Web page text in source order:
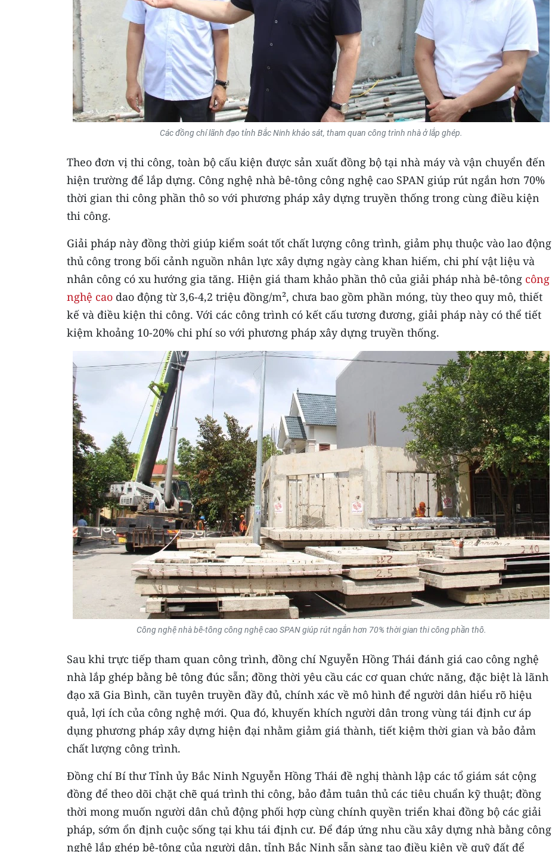
Các đồng chí lãnh đạo tỉnh Bắc Ninh khảo sát, tham quan công trình nhà ở lắp ghép.
Theo đơn vị thi công, toàn bộ cấu kiện được sản xuất đồng bộ tại nhà máy và vận chuyển đến
hiện trường để lắp dựng. Công nghệ nhà bê-tông công nghệ cao SPAN giúp rút ngắn hơn 70%
thời gian thi công phần thô so với phương pháp xây dựng truyền thống trong cùng điều kiện
thi công.
Giải pháp này đồng thời giúp kiểm soát tốt chất lượng công trình, giảm phụ thuộc vào lao động
thủ công trong bối cảnh nguồn nhân lực xây dựng ngày càng khan hiếm, chi phí vật liệu và
nhân công có xu hướng gia tăng. Hiện giá tham khảo phần thô của giải pháp nhà bê-tông công
nghệ cao dao động từ 3,6-4,2 triệu đồng/m², chưa bao gồm phần móng, tùy theo quy mô, thiết
kế và điều kiện thi công. Với các công trình có kết cấu tương đương, giải pháp này có thể tiết
kiệm khoảng 10-20% chi phí so với phương pháp xây dựng truyền thống.
Công nghệ nhà bê-tông công nghệ cao SPAN giúp rút ngắn hơn 70% thời gian thi công phần thô.
Sau khi trực tiếp tham quan công trình, đồng chí Nguyễn Hồng Thái đánh giá cao công nghệ
nhà lắp ghép bằng bê tông đúc sẵn; đồng thời yêu cầu các cơ quan chức năng, đặc biệt là lãnh
đạo xã Gia Bình, cần tuyên truyền đầy đủ, chính xác về mô hình để người dân hiểu rõ hiệu
quả, lợi ích của công nghệ mới. Qua đó, khuyến khích người dân trong vùng tái định cư áp
dụng phương pháp xây dựng hiện đại nhằm giảm giá thành, tiết kiệm thời gian và bảo đảm
chất lượng công trình.
Đồng chí Bí thư Tỉnh ủy Bắc Ninh Nguyễn Hồng Thái đề nghị thành lập các tổ giám sát cộng
đồng để theo dõi chặt chẽ quá trình thi công, bảo đảm tuân thủ các tiêu chuẩn kỹ thuật; đồng
thời mong muốn người dân chủ động phối hợp cùng chính quyền triển khai đồng bộ các giải
pháp, sớm ổn định cuộc sống tại khu tái định cư. Để đáp ứng nhu cầu xây dựng nhà bằng công
nghệ lắp ghép bê-tông của người dân, tỉnh Bắc Ninh sẵn sàng tạo điều kiện về quỹ đất để